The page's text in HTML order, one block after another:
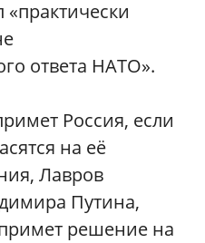
ответа НАТО».
Россия, если
на её
Лавров
Путина,
решение на